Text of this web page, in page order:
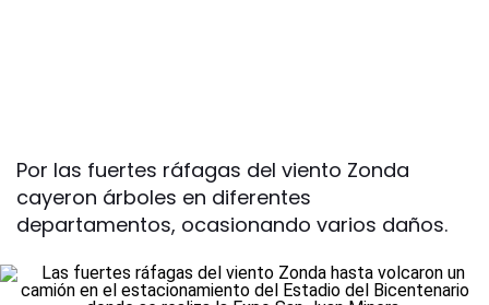
Por las fuertes ráfagas del viento Zonda
cayeron árboles en diferentes
departamentos, ocasionando varios daños.